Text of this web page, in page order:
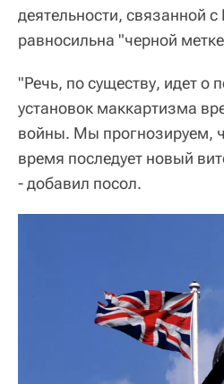
деятельности, связанной с
равносильна "черной
"Речь, по существу, идет о
установок маккартизма
войны. Мы прогнозируем,
время последует новый
- добавил посол.